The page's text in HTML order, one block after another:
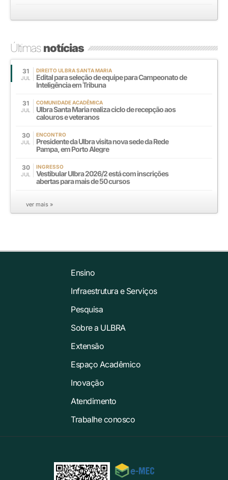
Últimasnotícias
31
JUL
DIREITO ULBRA SANTA MARIA
Edital para seleção de equipe para Campeonato de
Inteligência em Tribuna
31
JUL
COMUNIDADE ACADÊMICA
Ulbra Santa Maria realiza ciclo de recepção aos
calouros e veteranos
30
JUL
ENCONTRO
Presidente da Ulbra visita nova sede da Rede
Pampa, em Porto Alegre
30
JUL
INGRESSO
Vestibular Ulbra 2026/2 está com inscrições
abertas para mais de 50 cursos
ver mais »
Ensino
Infraestrutura e Serviços
Pesquisa
Sobre a ULBRA
Extensão
Espaço Acadêmico
Inovação
Atendimento
Trabalhe conosco